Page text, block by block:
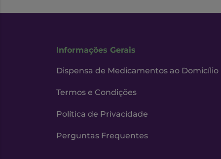
Informações Gerais
Dispensa de Medicamentos ao Domicílio
Termos e Condições
Política de Privacidade
Perguntas Frequentes